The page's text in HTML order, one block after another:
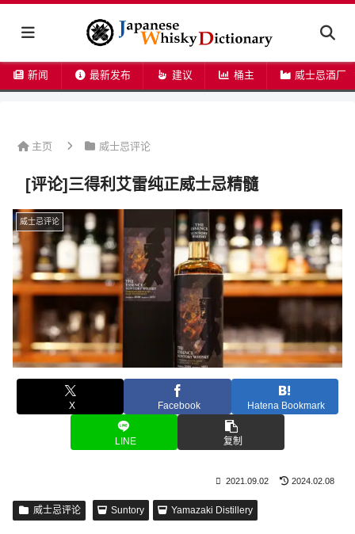
新闻 最新发布 建议 桶主 威士忌酒厂
主页 威士忌评论
[评论]三得利艾雷纯正威士忌精髓
威士忌评论
X Facebook Hatena Bookmark
LINE 复制
2021.09.02 2024.02.08
威士忌评论 Suntory Yamazaki Distillery